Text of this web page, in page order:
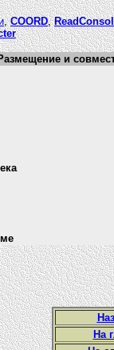
,COORD,
и
На